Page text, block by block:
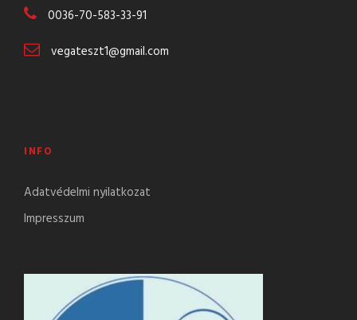
0036-70-583-33-91
vegateszt1@gmail.com
INFO
Adatvédelmi nyilatkozat
Impresszum